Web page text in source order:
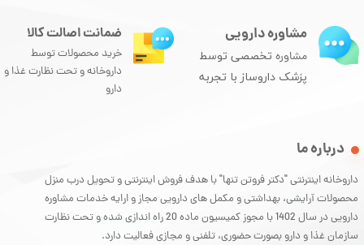
درباره ما
داروخانه اینترنتی "دکتر فروتن تنها" با هدف فروش اینترنتی و تحویل درب منزل
محصولات آرایشی، بهداشتی و مکمل های دارویی مجاز و ارایه خدمات مشاوره
دارویی در سال 1402 با مجوز کمیسیون ماده 20 راه اندازی شده و تحت نظارت
سازمان غذا و دارو بصورت حضوری، تلفنی و مجازی فعالیت دارد.
مشاوره دارویی
مشاوره تخصصی توسط
پزشک داروساز با تجربه
ضمانت اصالت کالا
خرید محصولات توسط
داروخانه و تحت نظارت غذا و
دارو